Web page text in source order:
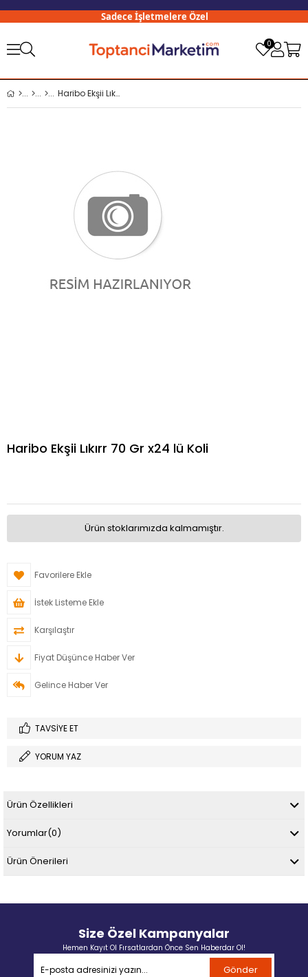
Sadece İşletmelere Özel
0
Haribo Ekşii Lıkırr 70 Gr x24 lü Koli
Haribo Ekşii Lıkırr 70 Gr x24 lü Koli
Ürün stoklarımızda kalmamıştır.
Favorilere Ekle
İstek Listeme Ekle
Karşılaştır
Fiyat Düşünce Haber Ver
Gelince Haber Ver
TAVSIYE ET
YORUM YAZ
Ürün Özellikleri
Yorumlar(0)
Ürün Önerileri
Size Özel Kampanyalar
Hemen Kayıt Ol Fırsatlardan Önce Sen Haberdar Ol!
Gönder